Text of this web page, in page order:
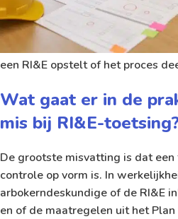
de toetsingseisen voor een RI&E
werkgevers het vaakst maken.
handvatten om je dossier beter
een RI&E opstelt of het proces
Wat gaat er in de
mis bij RI&E-
De grootste misvatting is dat
controle op vorm is. In
arbokerndeskundige of de RI&E
en of de maatregelen uit het